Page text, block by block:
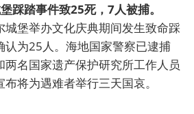
踩踏事件致25死，7人被捕。
城堡举办文化庆典期间发生致命踩
认为25人。海地国家警察已逮捕
名国家遗产保护研究所工作人员
将为遇难者举行三天国哀。